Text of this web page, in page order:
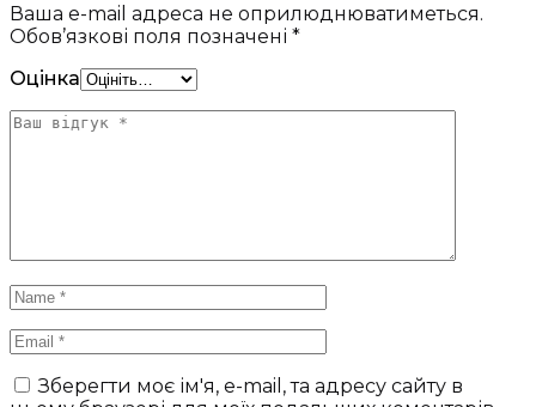
Ваша e-mail адреса не оприлюднюватиметься.
Обов’язкові поля позначені *
Оцінка
Зберегти моє ім'я, e-mail, та адресу сайту в